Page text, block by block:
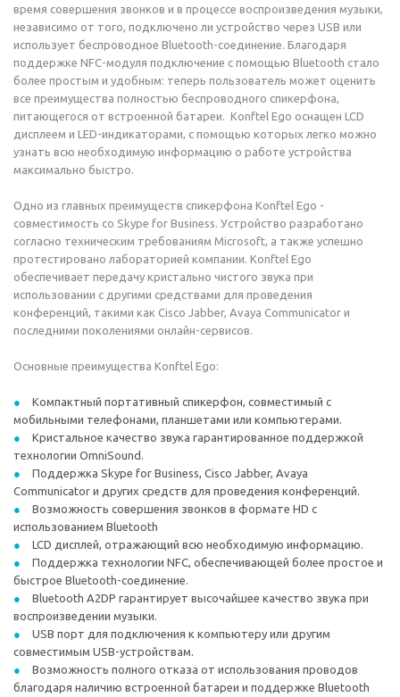
время совершения звонков и в процессе воспроизведения музыки,
независимо от того, подключено ли устройство через USB или
использует беспроводное Bluetooth-соединение. Благодаря
поддержке NFC-модуля подключение с помощью Bluetooth стало
более простым и удобным: теперь пользователь может оценить
все преимущества полностью беспроводного спикерфона,
питающегося от встроенной батареи. Konftel Ego оснащен LCD
дисплеем и LED-индикаторами, с помощью которых легко можно
узнать всю необходимую информацию о работе устройства
максимально быстро.
Одно из главных преимуществ спикерфона Konftel Ego -
совместимость со Skype for Business. Устройство разработано
согласно техническим требованиям Microsoft, а также успешно
протестировано лабораторией компании. Konftel Ego
обеспечивает передачу кристально чистого звука при
использовании с другими средствами для проведения
конференций, такими как Cisco Jabber, Avaya Communicator и
последними поколениями онлайн-сервисов.
Основные преимущества Konftel Ego:
Компактный портативный спикерфон, совместимый с
мобильными телефонами, планшетами или компьютерами.
Кристальное качество звука гарантированное поддержкой
технологии OmniSound.
Поддержка Skype for Business, Cisco Jabber, Avaya
Communicator и других средств для проведения конференций.
Возможность совершения звонков в формате HD с
использованием Bluetooth
LCD дисплей, отражающий всю необходимую информацию.
Поддержка технологии NFC, обеспечивающей более простое и
быстрое Bluetooth-соединение.
Bluetooth A2DP гарантирует высочайшее качество звука при
воспроизведении музыки.
USB порт для подключения к компьютеру или другим
совместимым USB-устройствам.
Возможность полного отказа от использования проводов
благодаря наличию встроенной батареи и поддержке Bluetooth